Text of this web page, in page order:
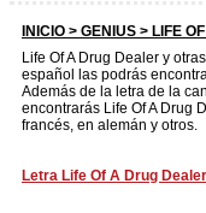
INICIO > GENIUS > LIFE
Life Of A Drug Dealer y
español las podrás
Además de la letra de la
encontrarás Life Of A Drug
francés, en alemán y otros.
Letra Life Of A Drug